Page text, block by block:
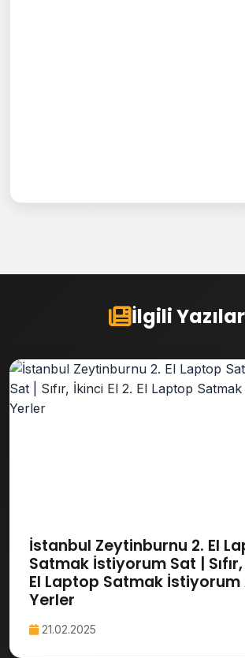
İlgili Yazılar
İstanbul Zeytinburnu 2. El
Satmak İstiyorum Sat | Sıfır,
El Laptop Satmak İstiyorum
Yerler
21.02.2025